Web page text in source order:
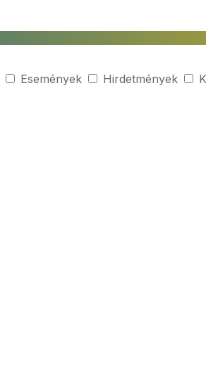
Események Hirdetmények